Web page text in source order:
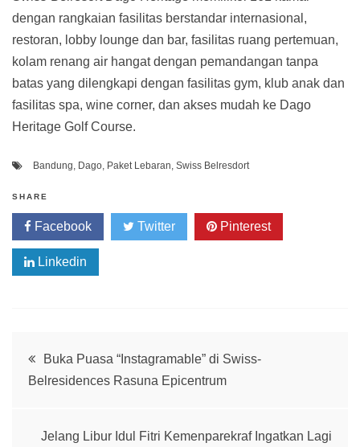
dengan rangkaian fasilitas berstandar internasional,
restoran, lobby lounge dan bar, fasilitas ruang pertemuan,
kolam renang air hangat dengan pemandangan tanpa
batas yang dilengkapi dengan fasilitas gym, klub anak dan
fasilitas spa, wine corner, dan akses mudah ke Dago
Heritage Golf Course.
Bandung, Dago, Paket Lebaran, Swiss Belresdort
SHARE
Facebook Twitter Pinterest
Linkedin
PostBuka Puasa “Instagramable” di Swiss-
Belresidences Rasuna Epicentrum
Jelang Libur Idul Fitri Kemenparekraf Ingatkan Lagi